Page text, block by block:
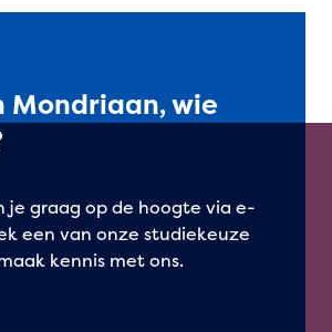
Mondriaan, wie
je graag op de hoogte via e-
een van onze studiekeuze
kennis met ons.